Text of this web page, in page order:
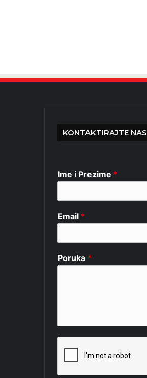
KONTAKTIRAJTE NAS
Ime i Prezime *
Email *
Poruka *